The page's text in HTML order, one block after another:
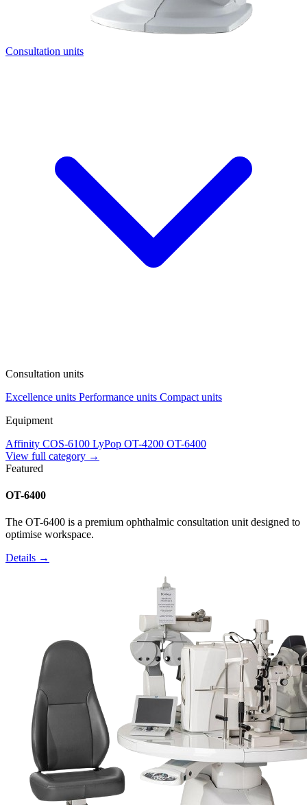
Consultation units
Consultation units
Excellence units Performance units Compact units
Equipment
Affinity COS-6100 LyPop OT-4200 OT-6400
View full category →
Featured
OT-6400
The OT-6400 is a premium ophthalmic consultation unit designed to
optimise workspace.
Details →